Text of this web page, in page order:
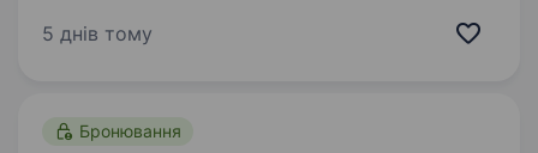
працівників у всіх регіонах України. У зв’язку
5 днів тому
Бронювання